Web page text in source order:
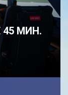
МИН.